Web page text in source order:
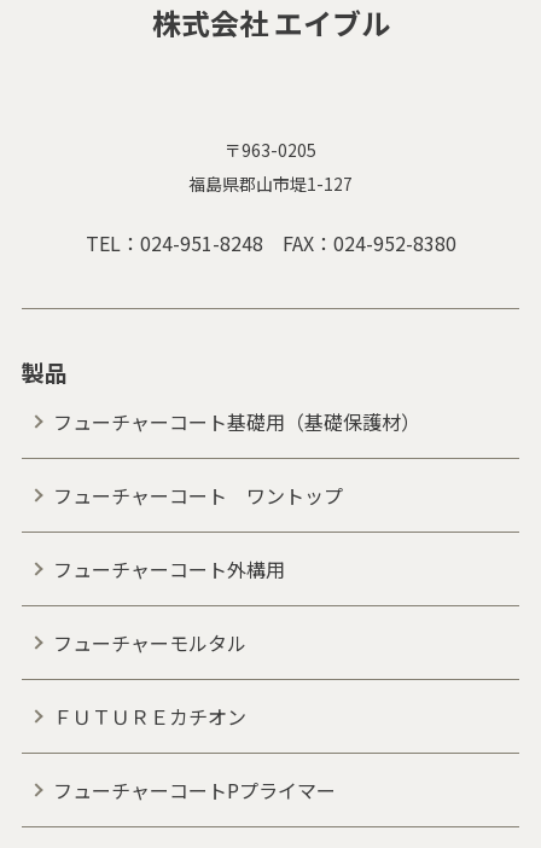
株式会社 エイブル
〒963-0205
福島県郡山市堤1-127
TEL： 024-951-8248 FAX：024-952-8380
製品
フューチャーコート基礎用（基礎保護材）
フューチャーコート ワントップ
フューチャーコート外構用
フューチャーモルタル
ＦＵＴＵＲＥカチオン
フューチャーコートPプライマー